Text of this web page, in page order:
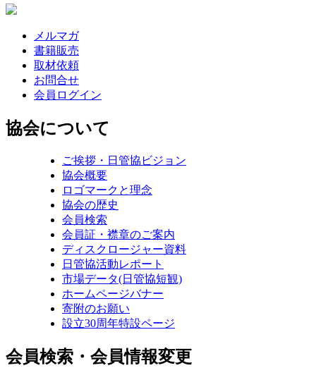
メルマガ
書籍販売
取材依頼
お問合せ
会員ログイン
協会について
ご挨拶・日管協ビジョン
協会概要
ロゴマークと理念
協会の歴史
会員検索
会員証・襟章のご案内
ディスクロージャー資料
日管協活動レポート
市場データ(日管協短観)
ホームページバナー
寄附のお願い
設立30周年特設ページ
会員検索・会員情報変更